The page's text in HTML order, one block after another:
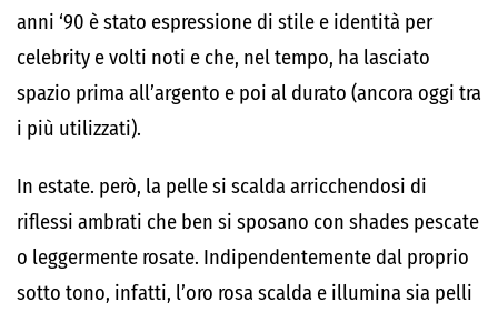
anni ‘90 è stato espressione di stile e identità per
celebrity e volti noti e che, nel tempo, ha lasciato
spazio prima all’argento e poi al durato (ancora oggi tra
i più utilizzati).
In estate. però, la pelle si scalda arricchendosi di
riflessi ambrati che ben si sposano con shades pescate
o leggermente rosate. Indipendentemente dal proprio
sotto tono, infatti, l’oro rosa scalda e illumina sia pelli